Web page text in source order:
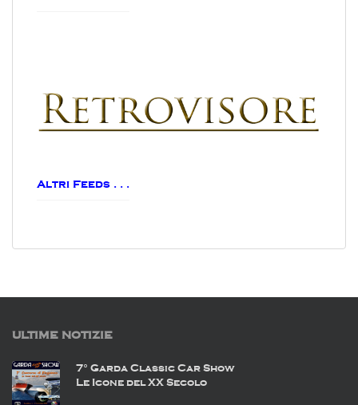
Altri Feeds . . .
ULTIME NOTIZIE
7° Garda Classic Car Show
Le Icone del XX Secolo